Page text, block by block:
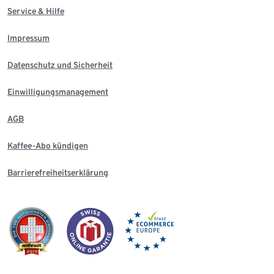
Service & Hilfe
Impressum
Datenschutz und Sicherheit
Einwilligungsmanagement
AGB
Kaffee-Abo kündigen
Barrierefreiheitserklärung